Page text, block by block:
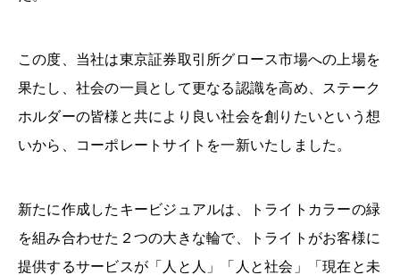
この度、当社は東京証券取引所グロース市場への上場を
果たし、社会の一員として更なる認識を高め、ステーク
ホルダーの皆様と共により良い社会を創りたいという想
いから、コーポレートサイトを一新いたしました。
新たに作成したキービジュアルは、トライトカラーの緑
を組み合わせた２つの大きな輪で、トライトがお客様に
提供するサービスが「人と人」「人と社会」「現在と未